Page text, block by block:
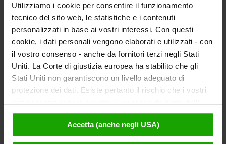
Utilizziamo i cookie per consentire il funzionamento
tecnico del sito web, le statistiche e i contenuti
personalizzati in base ai vostri interessi. Con questi
cookie, i dati personali vengono elaborati e utilizzati - con
il vostro consenso - anche da fornitori terzi negli Stati
Uniti. La Corte di giustizia europea ha stabilito che gli
Stati Uniti non garantiscono un livello adeguato di
protezione dei dati. Esiste pertanto il rischio che i vostri
dati possano essere oggetto di accesso da parte delle
autorità statunitensi a fini di controllo e monitoraggio a
causa di ordinanze corrispondenti nei confronti di fornitori
terzi (ad es. Google, Meta) e che non sussistano misure
Accetta (anche negli USA)
alberghiera convenzionata
Ulteriori informazioni